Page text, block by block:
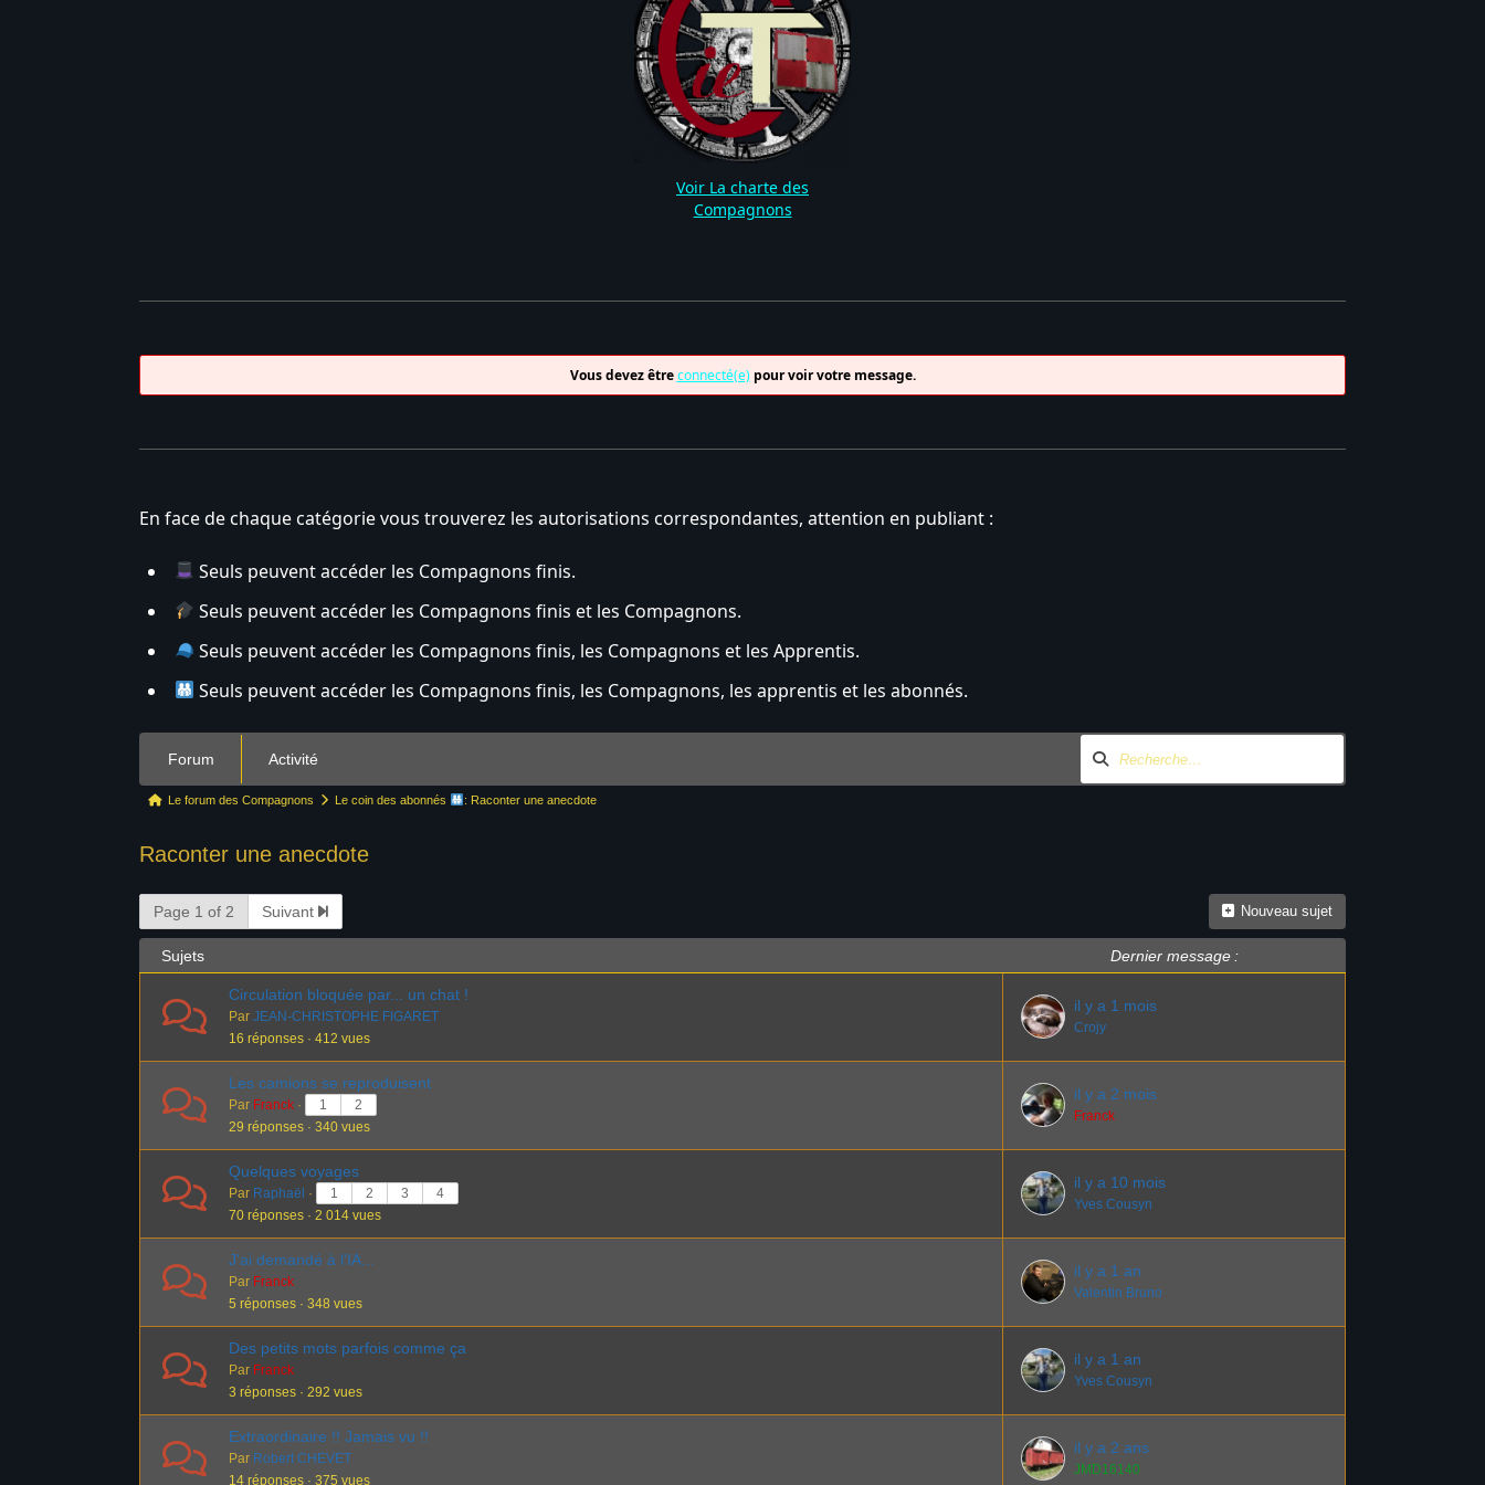
Voir La charte des
Compagnons
Vous devez êtreconnecté(e)pour voir votre message.
En face de chaque catégorie vous trouverez les autorisations correspondantes, attention en publiant :
Seuls peuvent accéder les Compagnons finis.
Seuls peuvent accéder les Compagnons finis et les Compagnons.
Seuls peuvent accéder les Compagnons finis, les Compagnons et les Apprentis.
Seuls peuvent accéder les Compagnons finis, les Compagnons, les apprentis et les abonnés.
g
t
n
m
Forum Activité
F
l
A
r
Le forum des Compagnons Le coin des abonnés : Raconter une anecdote
Raconter une anecdote
Page 1 of 2 Suivant Nouveau sujet
Sujets Dernier message :
Circulation bloquée par... un chat !
Par JEAN-CHRISTOPHE FIGARET
16 réponses · 412 vues
il y a 1 mois
Crojy
Les camions se reproduisent
Par Franck · 1
2
29 réponses · 340 vues
il y a 2 mois
Franck
Quelques voyages
Par Raphaël · 1 2 3
4
70 réponses · 2 014 vues
il y a 10 mois
Yves Cousyn
J'ai demandé à l'IA...
Par Franck
5 réponses · 348 vues
il y a 1 an
Valentin Bruno
Des petits mots parfois comme ça
Par Franck
3 réponses · 292 vues
il y a 1 an
Yves Cousyn
Extraordinaire !! Jamais vu !!
Par Robert CHEVET
14 réponses · 375 vues
il y a 2 ans
JMD16140